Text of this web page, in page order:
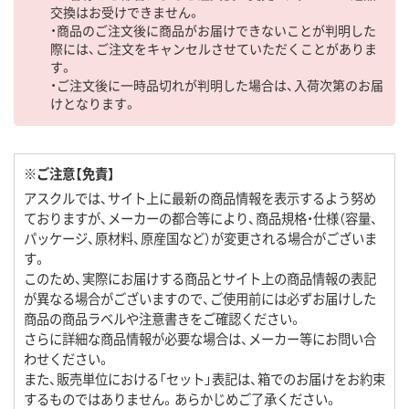
交換はお受けできません。
・商品のご注文後に商品がお届けできないことが判明した
際には、ご注文をキャンセルさせていただくことがありま
す。
・ご注文後に一時品切れが判明した場合は、入荷次第のお届
けとなります。
※ご注意【免責】
アスクルでは、サイト上に最新の商品情報を表示するよう努め
ておりますが、メーカーの都合等により、商品規格・仕様（容量、
パッケージ、原材料、原産国など）が変更される場合がございま
す。
このため、実際にお届けする商品とサイト上の商品情報の表記
が異なる場合がございますので、ご使用前には必ずお届けした
商品の商品ラベルや注意書きをご確認ください。
さらに詳細な商品情報が必要な場合は、メーカー等にお問い合
わせください。
また、販売単位における「セット」表記は、箱でのお届けをお約束
するものではありません。あらかじめご了承ください。